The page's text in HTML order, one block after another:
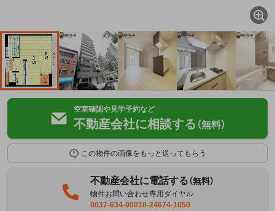
空室確認や見学予約など
不動産会社に相談する （無料）
この物件の画像をもっと送ってもらう
不動産会社に電話する（無料）
物件お問い合わせ専用ダイヤル
0037-634-90010-24674-1050